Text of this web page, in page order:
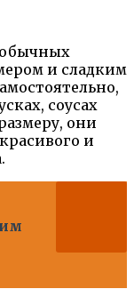
и сладким
соусах
они
и